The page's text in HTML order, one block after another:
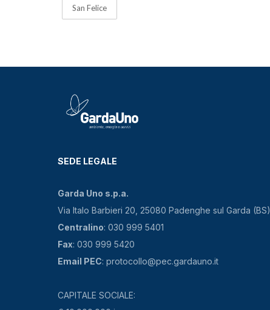
San Felice
SEDE LEGALE
Garda Uno s.p.a.
Via Italo Barbieri 20, 25080 Padenghe sul Garda (BS)
Centralino: 030 999 5401
Fax: 030 999 5420
Email PEC: protocollo@pec.gardauno.it
CAPITALE SOCIALE: